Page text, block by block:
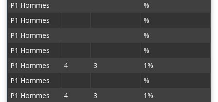
P1 Hommes
%
P1 Hommes
%
P1 Hommes
%
P1 Hommes
%
P1 Hommes
4 3
1%
P1 Hommes
%
P1 Hommes
4 3 1%